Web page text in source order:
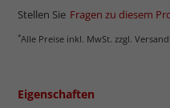
Stellen Sie Fragen zu diesem
*Alle Preise inkl. MwSt. zzgl.
Eigenschaften